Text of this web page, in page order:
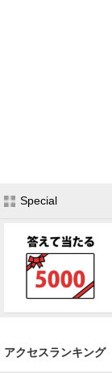
Special
アクセスランキング